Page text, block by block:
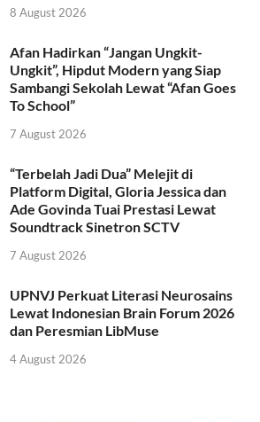
8 August 2026
Afan Hadirkan “Jangan Ungkit-
Ungkit”, Hipdut Modern yang Siap
Sambangi Sekolah Lewat “Afan Goes
To School”
7 August 2026
“Terbelah Jadi Dua” Melejit di
Platform Digital, Gloria Jessica dan
Ade Govinda Tuai Prestasi Lewat
Soundtrack Sinetron SCTV
7 August 2026
UPNVJ Perkuat Literasi Neurosains
Lewat Indonesian Brain Forum 2026
dan Peresmian LibMuse
4 August 2026